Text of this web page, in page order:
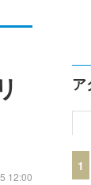
12:00
ア
1